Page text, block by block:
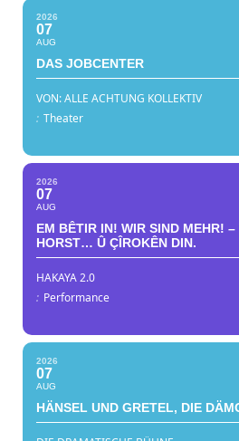
2026
07
AUG
DAS JOBCENTER
VON: ALLE ACHTUNG KOLLEKTIV
: Theater
2026
07
AUG
EM BÊTIR IN! WIR SIND MEHR! –
HORST… Û ÇÎROKÊN DIN.
HAKAYA 2.0
: Performance
2026
07
AUG
HÄNSEL UND GRETEL, DIE